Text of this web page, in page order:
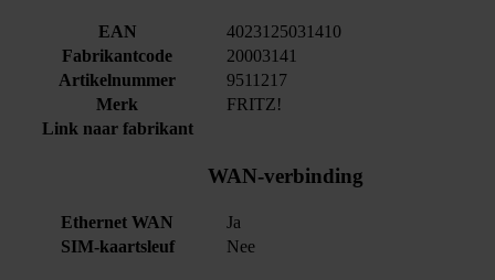
EAN
4023125031410
Fabrikantcode
20003141
Artikelnummer
9511217
Merk
FRITZ!
Link naar fabrikant
WAN-verbinding
Ethernet WAN
Ja
SIM-kaartsleuf
Nee